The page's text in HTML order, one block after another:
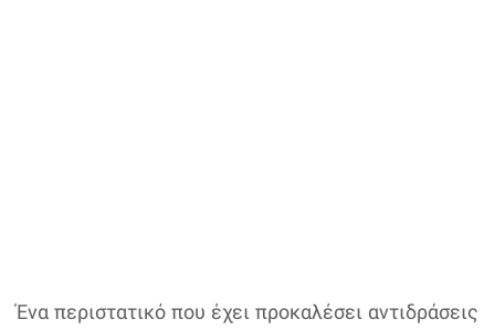
Ένα περιστατικό που έχει προκαλέσει αντιδράσεις